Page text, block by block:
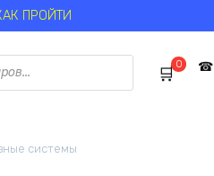
ПРОЙТИ
0
системы